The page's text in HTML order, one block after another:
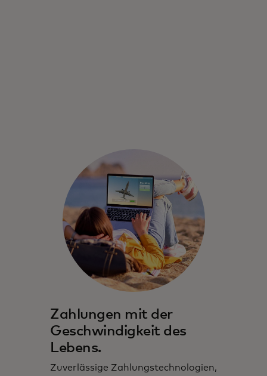
Zahlungen mit der
Geschwindigkeit des
Lebens.
Zuverlässige Zahlungstechnologien,